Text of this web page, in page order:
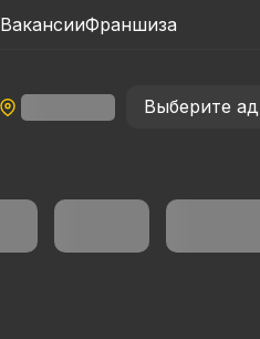
ВакансииФраншиза
Выберите